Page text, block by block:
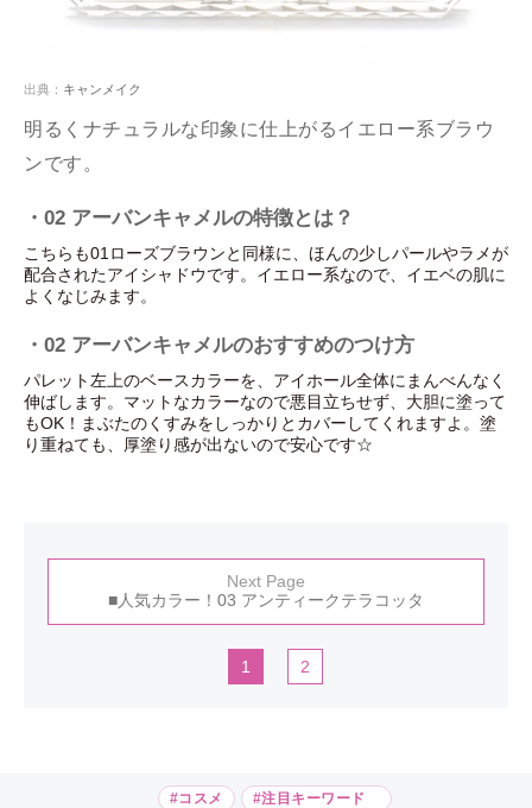
出典： キャンメイク
明るくナチュラルな印象に仕上がるイエロー系ブラウ
ンです。
・02 アーバンキャメルの特徴とは？
こちらも01ローズブラウンと同様に、ほんの少しパールやラメが
配合されたアイシャドウです。イエロー系なので、イエベの肌に
よくなじみます。
・02 アーバンキャメルのおすすめのつけ方
パレット左上のベースカラーを、アイホール全体にまんべんなく
伸ばします。マットなカラーなので悪目立ちせず、大胆に塗って
もOK！まぶたのくすみをしっかりとカバーしてくれますよ。塗
り重ねても、厚塗り感が出ないので安心です☆
Next Page
■人気カラー！03 アンティークテラコッタ
1 2
#コスメ #注目キーワード